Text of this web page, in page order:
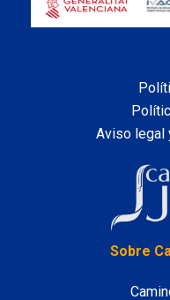
Aviso legal
Sobre
LinkedIn